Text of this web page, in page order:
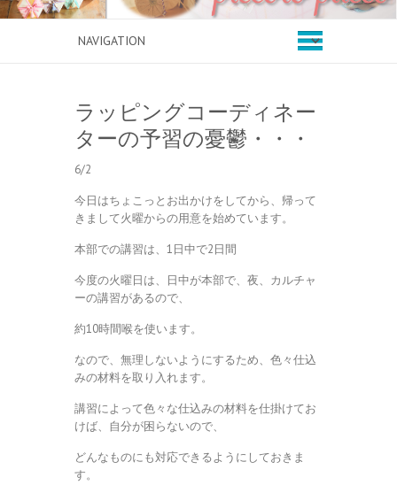
ラッピングコーディネー
ターの予習の憂鬱・・・
6/2
今日はちょこっとお出かけをしてから、帰って
きまして火曜からの用意を始めています。
本部での講習は、1日中で2日間
今度の火曜日は、日中が本部で、夜、カルチャ
ーの講習があるので、
約10時間喉を使います。
なので、無理しないようにするため、色々仕込
みの材料を取り入れます。
講習によって色々な仕込みの材料を仕掛けてお
けば、自分が困らないので、
どんなものにも対応できるようにしておきま
す。